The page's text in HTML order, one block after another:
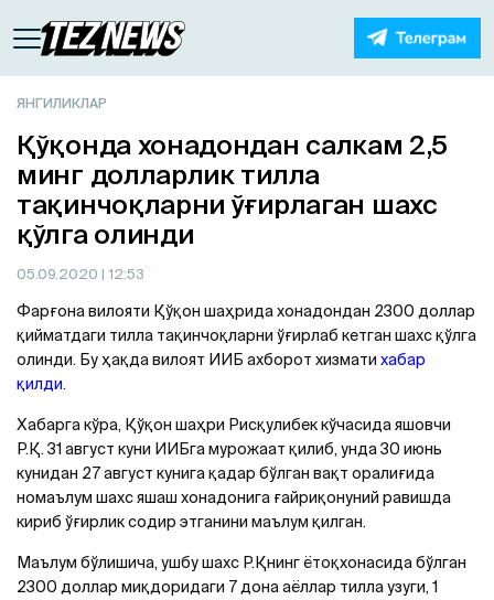
ЯНГИЛИКЛАР
Қўқонда хонадондан салкам 2,5
минг долларлик тилла
тақинчоқларни ўғирлаган шахс
қўлга олинди
05.09.2020 | 12:53
Фарғона вилояти Қўқон шаҳрида хонадондан 2300 доллар
қийматдаги тилла тақинчоқларни ўғирлаб кетган шахс қўлга
олинди. Бу ҳақда вилоят ИИБ ахборот хизмати хабар
қилди.
Хабарга кўра, Қўқон шаҳри Рисқулибек кўчасида яшовчи
Р.Қ. 31 август куни ИИБга мурожаат қилиб, унда 30 июнь
кунидан 27 август кунига қадар бўлган вақт оралиғида
номаълум шахс яшаш хонадонига ғайриқонуний равишда
кириб ўғирлик содир этганини маълум қилган.
Маълум бўлишича, ушбу шахс Р.Қнинг ётоқхонасида бўлган
2300 доллар миқдоридаги 7 дона аёллар тилла узуги, 1